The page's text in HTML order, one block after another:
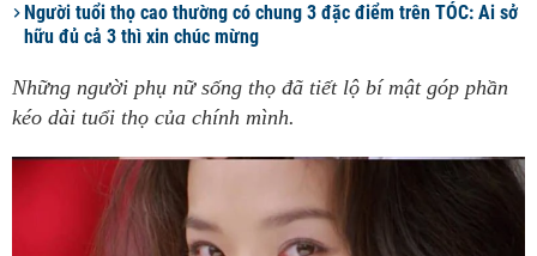
Người tuổi thọ cao thường có chung 3 đặc điểm trên TÓC: Ai sở
hữu đủ cả 3 thì xin chúc mừng
Những người phụ nữ sống thọ đã tiết lộ bí mật góp phần
kéo dài tuổi thọ của chính mình.